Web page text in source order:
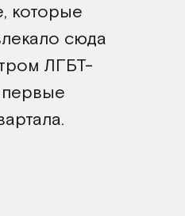
которые
сюда
ЛГБТ-
первые